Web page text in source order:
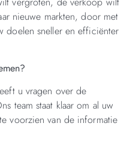
nieuwe markten, door met
doelen sneller en efficiënter
u vragen over de
team staat klaar om al uw
voorzien van de informatie